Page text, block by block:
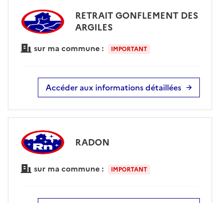
RETRAIT GONFLEMENT DES
ARGILES
sur ma commune : IMPORTANT
Accéder aux informations détaillées
RADON
sur ma commune : IMPORTANT